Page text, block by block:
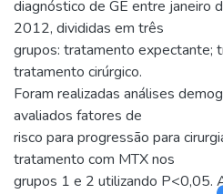
diagnóstico de GE entre janeiro
2012, divididas em três
grupos: tratamento expectante;
tratamento cirúrgico.
Foram realizadas análises
avaliados fatores de
risco para progressão para
tratamento com MTX nos
grupos 1 e 2 utilizando P<0,05.